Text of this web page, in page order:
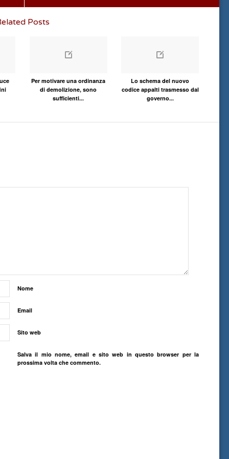
Posts
Per motivare una ordinanza
di demolizione, sono
sufficienti...
Lo schema del nuovo
codice appalti trasmesso dal
governo...
Nome
Email
Sito web
Salva il mio nome, email e sito web in questo browser per la
prossima volta che commento.